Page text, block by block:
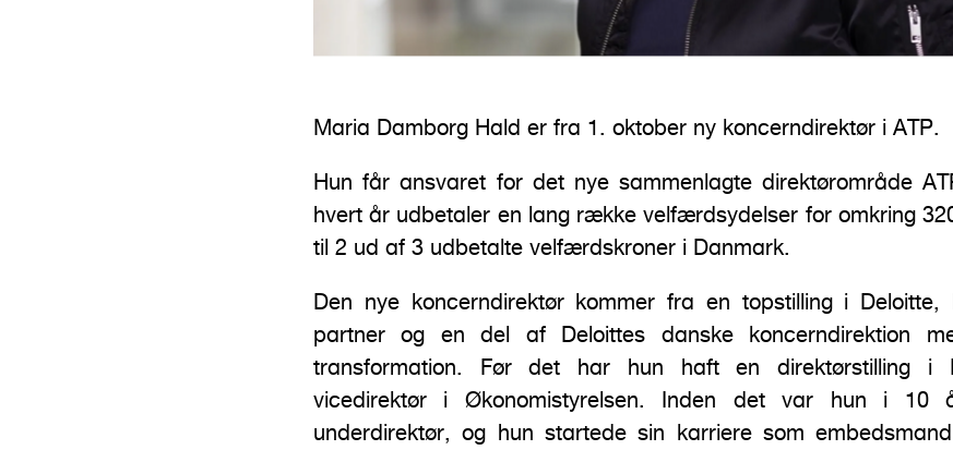
Maria Damborg Hald er fra 1. oktober ny koncerndirektør i ATP.
Hun får ansvaret for det nye sammenlagte direktørområde
hvert år udbetaler en lang række velfærdsydelser for omkring
til 2 ud af 3 udbetalte velfærdskroner i Danmark.
Den nye koncerndirektør kommer fra en topstilling i
partner og en del af Deloittes danske koncerndirektion
transformation. Før det har hun haft en direktørstilling i
vicedirektør i Økonomistyrelsen. Inden det var hun i
underdirektør, og hun startede sin karriere som